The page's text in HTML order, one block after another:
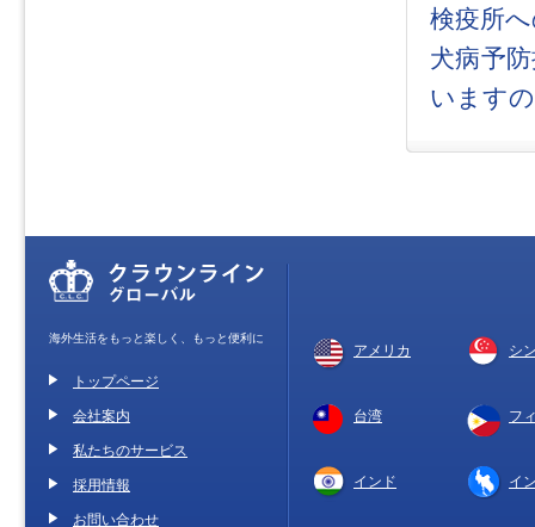
検疫所
犬病予
います
海外生活をもっと楽しく、もっと便利に
トップページ
会社案内
私たちのサービス
採用情報
お問い合わせ
アメリカ シ
台湾 フ
インド イ